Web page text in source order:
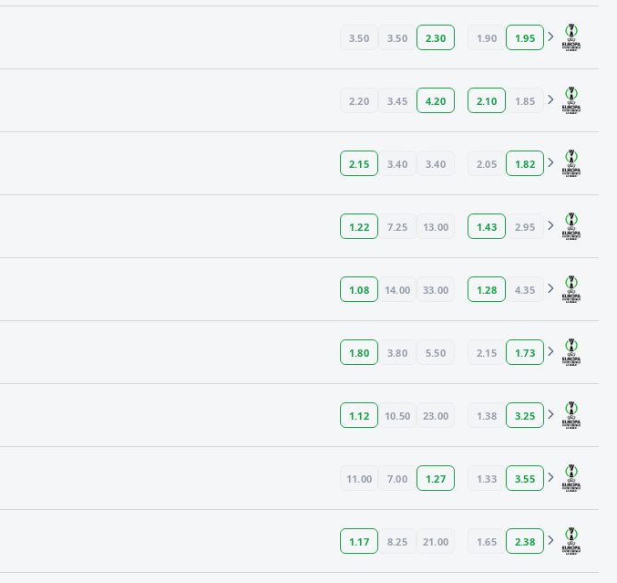
3.50 3.50 2.30 1.90 1.95
2.20 3.45 4.20 2.10 1.85
2.15 3.40 3.40 2.05 1.82
1.22 7.25 13.00 1.43 2.95
1.08 14.00 33.00 1.28 4.35
1.80 3.80 5.50 2.15 1.73
1.12 10.50 23.00 1.38 3.25
11.00 7.00 1.27 1.33 3.55
1.17 8.25 21.00 1.65 2.38